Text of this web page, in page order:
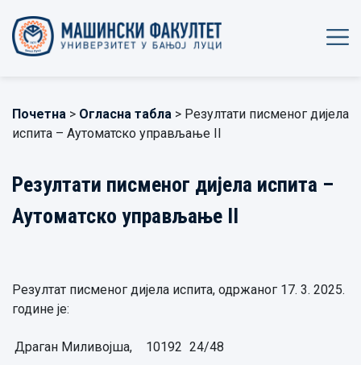
Почетна > Огласна табла > Резултати писменог дијела
испита – Аутоматско управљање II
Резултати писменог дијела испита –
Аутоматско управљање II
Резултат писменог дијела испита, одржаног 17. 3. 2025.
године је:
Драган Миливојша, 10192 24/48